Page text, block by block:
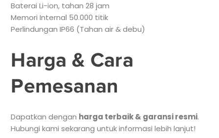
Baterai Li-ion, tahan 28 jam
Memori Internal 50.000 titik
Perlindungan IP66 (Tahan air & debu)
Harga & Cara
Pemesanan
Dapatkan dengan harga terbaik & garansi resmi.
Hubungi kami sekarang untuk informasi lebih lanjut!